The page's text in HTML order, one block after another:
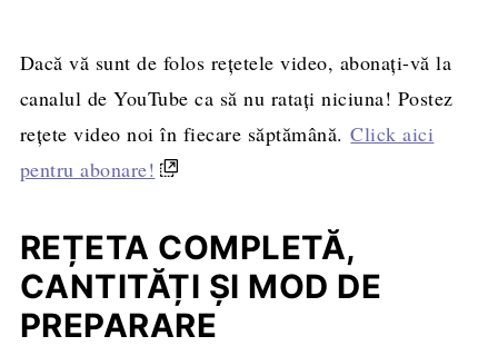
Dacă vă sunt de folos rețetele video, abonați-vă la
canalul de YouTube ca să nu ratați niciuna! Postez
rețete video noi în fiecare săptămână.Click aici
pentru abonare!
REȚETA COMPLETĂ,
CANTITĂȚI ȘI MOD DE
PREPARARE